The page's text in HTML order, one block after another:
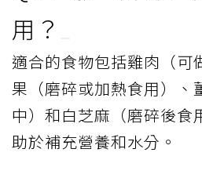
用？
適合的食物包括雞肉（可
果（磨碎或加熱食用）、
中）和白芝麻（磨碎後食
助於補充營養和水分。